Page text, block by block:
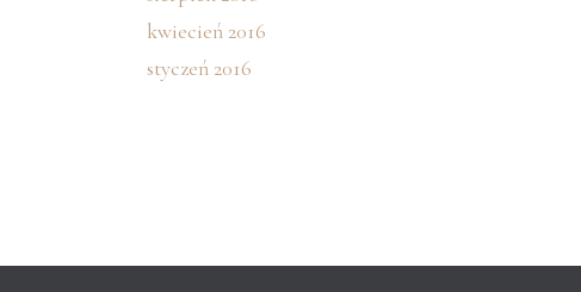
kwiecień 2016
styczeń 2016